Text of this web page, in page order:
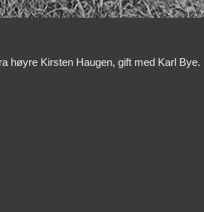
Kirsten Haugen, gift med Karl